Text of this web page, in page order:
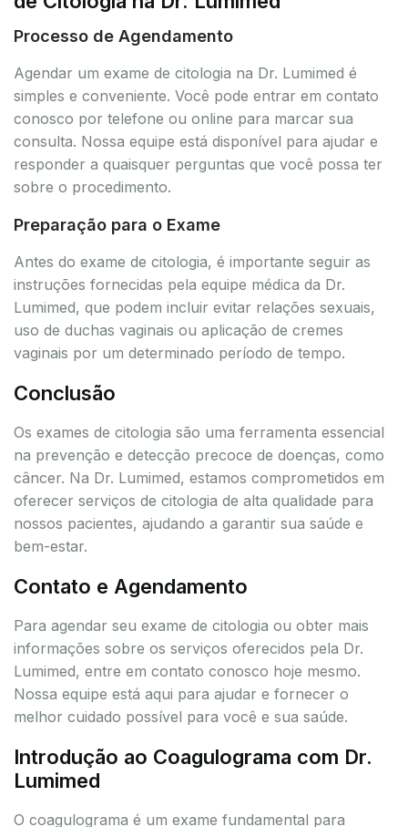
Processo de Agendamento
Agendar um exame de citologia na Dr. Lumimed é
simples e conveniente. Você pode entrar em contato
conosco por telefone ou online para marcar sua
consulta. Nossa equipe está disponível para ajudar e
responder a quaisquer perguntas que você possa ter
sobre o procedimento.
Preparação para o Exame
Antes do exame de citologia, é importante seguir as
instruções fornecidas pela equipe médica da Dr.
Lumimed, que podem incluir evitar relações sexuais,
uso de duchas vaginais ou aplicação de cremes
vaginais por um determinado período de tempo.
Conclusão
Os exames de citologia são uma ferramenta essencial
na prevenção e detecção precoce de doenças, como
câncer. Na Dr. Lumimed, estamos comprometidos em
oferecer serviços de citologia de alta qualidade para
nossos pacientes, ajudando a garantir sua saúde e
bem-estar.
Contato e Agendamento
Para agendar seu exame de citologia ou obter mais
informações sobre os serviços oferecidos pela Dr.
Lumimed, entre em contato conosco hoje mesmo.
Nossa equipe está aqui para ajudar e fornecer o
melhor cuidado possível para você e sua saúde.
Introdução ao Coagulograma com Dr.
Lumimed
O coagulograma é um exame fundamental para